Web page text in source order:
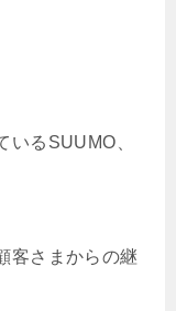
るSUUMO、
客さまからの継